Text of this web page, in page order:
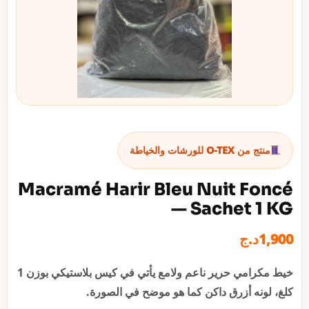
منتج من O-TEX للورشات والخياطة
Macramé Harir Bleu Nuit Foncé
— Sachet 1 KG
1,900د.ج
خيط مكرامي حرير ناعم ولامع يأتي في كيس بلاستيكي بوزن 1
كلغ، لونه أزرق داكن كما هو موضح في الصورة.